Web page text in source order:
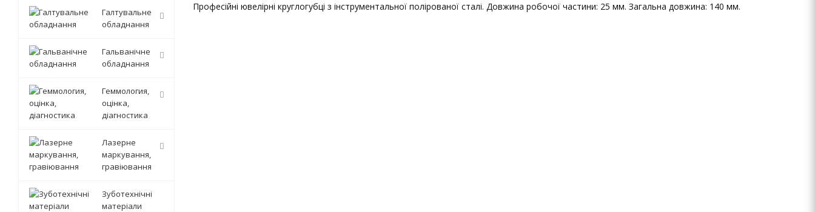
Професійні ювелірні круглогубці з інструментальної полірованої сталі. Довжина робочої частини: 25 мм. Загальна довжина: 140 мм.
Галтувальне
обладнання
Гальванічне
обладнання
Геммология,
оцінка,
діагностика
Лазерне
маркування,
гравіювання
Зуботехнічні
матеріали